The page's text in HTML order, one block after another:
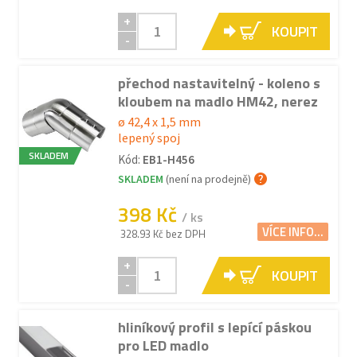
+
-
KOUPIT
SKLADEM
přechod nastavitelný - koleno s
kloubem na madlo HM42, nerez
ø 42,4 x 1,5 mm
lepený spoj
Kód: EB1-H456
SKLADEM (není na prodejně)
398 Kč / ks
328.93 Kč bez DPH VÍCE INFO...
+
-
KOUPIT
hliníkový profil s lepící páskou
pro LED madlo